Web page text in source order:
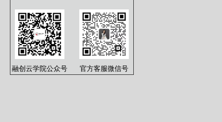
融创云学院公众号 官方客服微信号